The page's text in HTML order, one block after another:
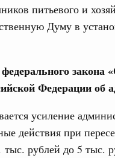
питьевого и
Думу в
закона
Федерации
усиление
действия при
тыс. рублей до 5 тыс.
четверг
№22)
июня, четверг
№21)